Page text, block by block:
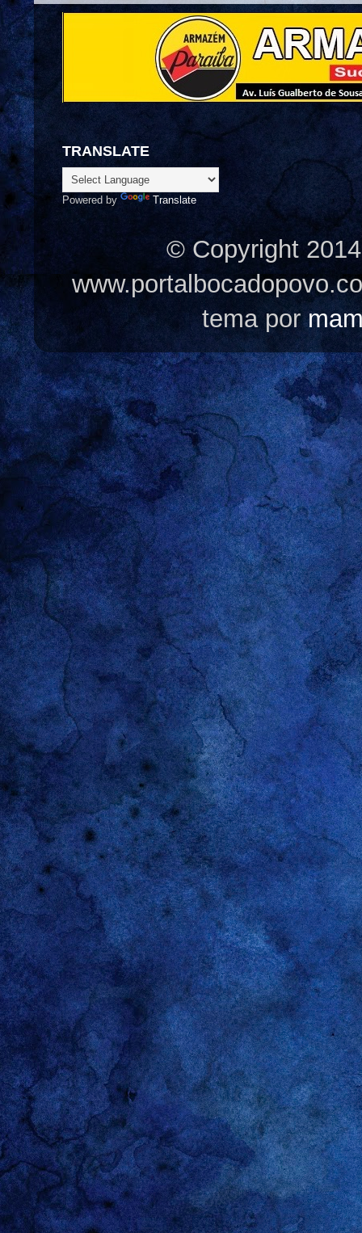
TRANSLATE
Powered by Translate
© Copyright
tema por